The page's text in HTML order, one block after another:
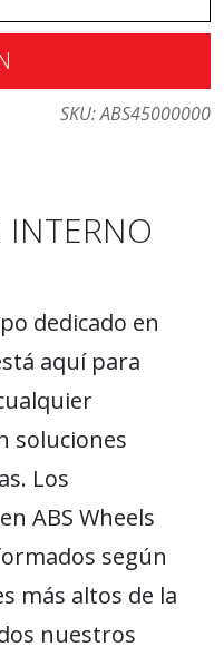
SKU:ABS45000000
INTERNO
dedicado en
aquí para
soluciones
Los
ABS Wheels
según
más altos de la
nuestros